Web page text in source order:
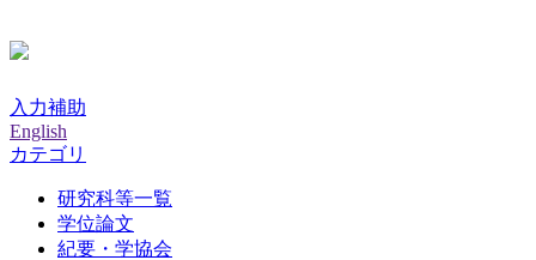
入力補助
English
カテゴリ
研究科等一覧
学位論文
紀要・学協会